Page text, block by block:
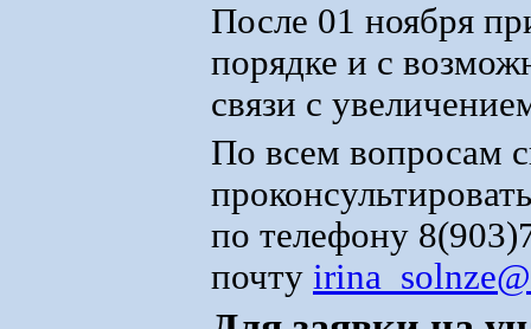
После 01 ноября
порядке и с
связи с
По всем вопросам
по телефону
почту